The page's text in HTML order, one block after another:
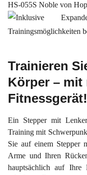
HS-055S Noble von
Trainieren
Körper – mit
Fitnessgerät!
Ein Stepper mit
Training mit
Sie auf einem Stepper
Arme und Ihren
hauptsächlich auf Ihre